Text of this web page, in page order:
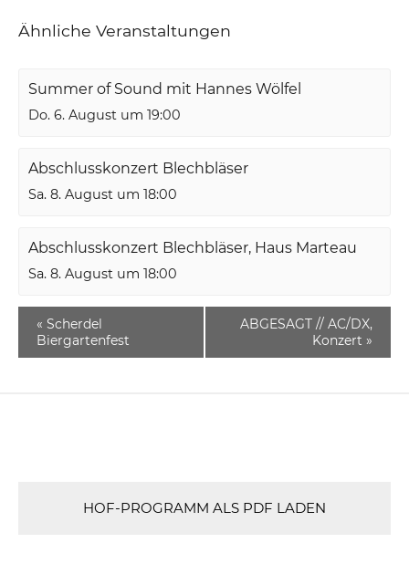
Ähnliche Veranstaltungen
Summer of Sound mit Hannes Wölfel
Do. 6. August um 19:00
Abschlusskonzert Blechbläser
Sa. 8. August um 18:00
Abschlusskonzert Blechbläser, Haus Marteau
Sa. 8. August um 18:00
« Scherdel
Biergartenfest
ABGESAGT // AC/DX,
Konzert »
HOF-PROGRAMM ALS PDF LADEN